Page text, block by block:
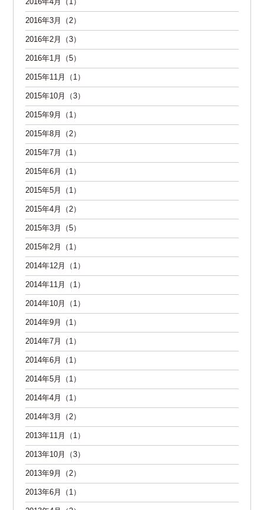
2016年3月（2）
2016年2月（3）
2016年1月（5）
2015年11月（1）
2015年10月（3）
2015年9月（1）
2015年8月（2）
2015年7月（1）
2015年6月（1）
2015年5月（1）
2015年4月（2）
2015年3月（5）
2015年2月（1）
2014年12月（1）
2014年11月（1）
2014年10月（1）
2014年9月（1）
2014年7月（1）
2014年6月（1）
2014年5月（1）
2014年4月（1）
2014年3月（2）
2013年11月（1）
2013年10月（3）
2013年9月（2）
2013年6月（1）